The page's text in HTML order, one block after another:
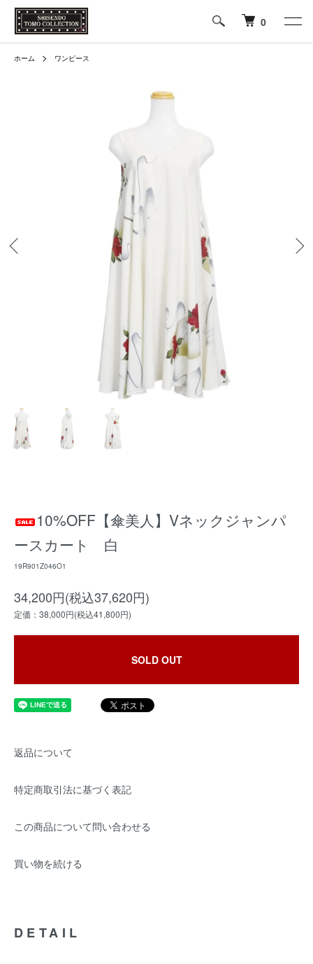
0
ホーム ワンピース
10%OFF【傘美人】Vネックジャンパ
ースカート 白
19R901Z046O1
34,200円(税込37,620円)
定価：38,000円(税込41,800円)
SOLD OUT
返品について
特定商取引法に基づく表記
この商品について問い合わせる
買い物を続ける
DETAIL